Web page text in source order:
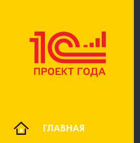
ГЛАВНАЯ